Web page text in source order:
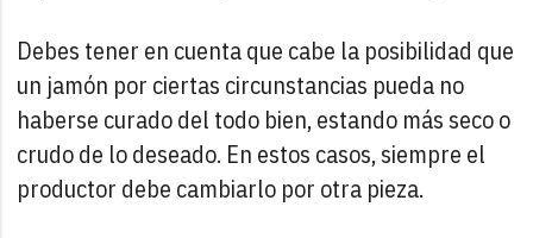
Debes tener en cuenta que cabe la posibilidad que
un jamón por ciertas circunstancias pueda no
haberse curado del todo bien, estando más seco o
crudo de lo deseado. En estos casos, siempre el
productor debe cambiarlo por otra pieza.